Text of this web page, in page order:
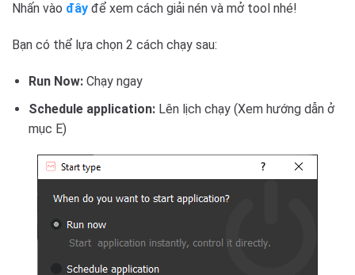
Nhấn vào đây để xem cách giải nén và mở tool nhé!
Bạn có thể lựa chọn 2 cách chạy sau:
Run Now:Chạy ngay
Schedule application:Lên lịch chạy (Xem hướng dẫn ở
mục E)